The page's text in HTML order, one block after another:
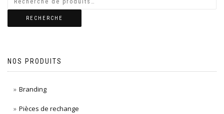
RECHERCHE
NOS PRODUITS
Branding
Pièces de rechange